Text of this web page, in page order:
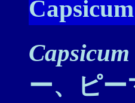
ー、ピ